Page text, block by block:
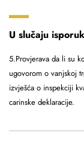
U slučaju
5.Provjerava da li su
ugovorom o vanjskoj
izvješća o inspekciji
carinske deklaracije.